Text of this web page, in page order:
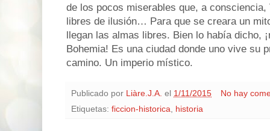
de los pocos miserables que, a
libres de ilusión… Para que se creara un
llegan las almas libres. Bien lo había dicho,
Bohemia! Es una ciudad donde uno vive su
camino. Un imperio místico.
Publicado por Liàre.J.A. el 1/11/2015
No hay
Etiquetas: ficcion-historica, historia